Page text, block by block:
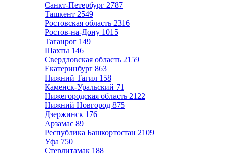
Санкт-Петербург 2787
Ташкент 2549
Ростовская область 2316
Ростов-на-Дону 1015
Таганрог 149
Шахты 146
Свердловская область 2159
Екатеринбург 863
Нижний Тагил 158
Каменск-Уральский 71
Нижегородская область 2122
Нижний Новгород 875
Дзержинск 176
Арзамас 89
Республика Башкортостан 2109
Уфа 750
Стерлитамак 188